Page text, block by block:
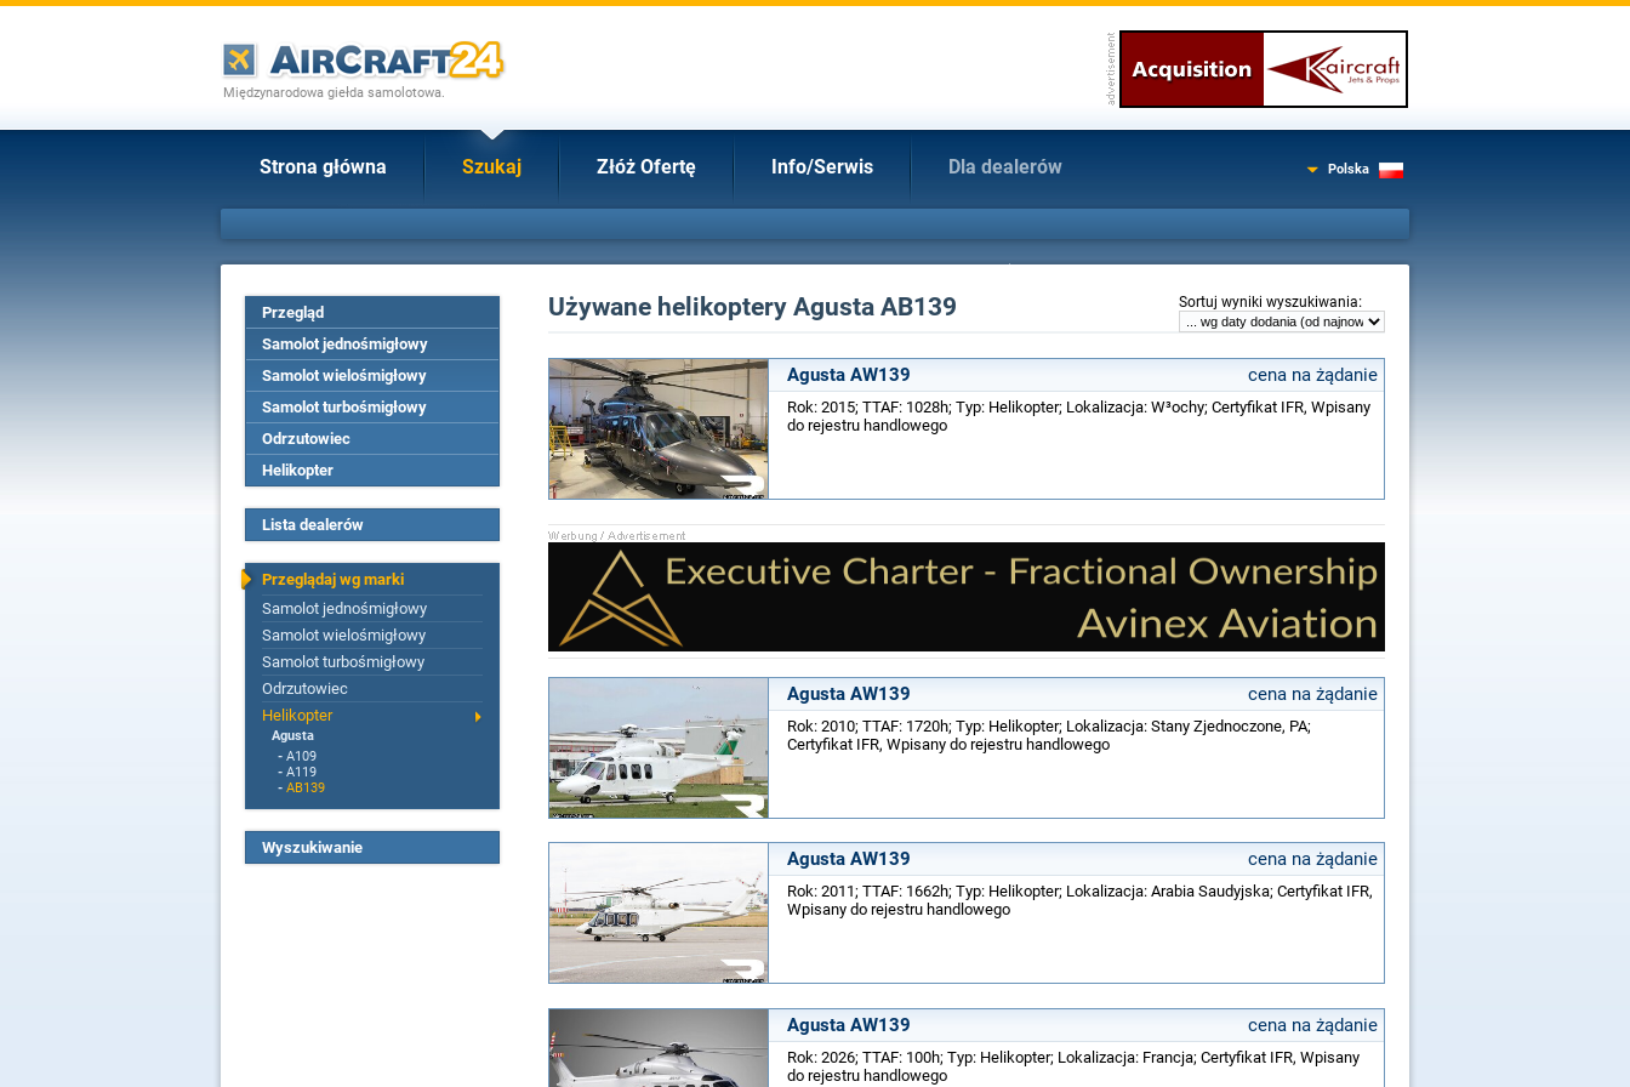
Międzynarodowa giełda samolotowa.
Strona główna Szukaj Złóż Ofertę Info/Serwis Dla dealerów Polska
Przegląd
Samolot jednośmigłowy
Samolot wielośmigłowy
Samolot turbośmigłowy
Odrzutowiec
Helikopter
Lista dealerów
Przeglądaj wg marki
Samolot jednośmigłowy
Samolot wielośmigłowy
Samolot turbośmigłowy
Odrzutowiec
Helikopter
Agusta
- A109
- A119
- AB139
Wyszukiwanie
Sortuj wyniki wyszukiwania:
Używane helikoptery Agusta AB139
Agusta AW139 cena na żądanie
Rok: 2015; TTAF: 1028h; Typ: Helikopter; Lokalizacja: W³ochy; Certyfikat IFR, Wpisany
do rejestru handlowego
Agusta AW139 cena na żądanie
Rok: 2010; TTAF: 1720h; Typ: Helikopter; Lokalizacja: Stany Zjednoczone, PA;
Certyfikat IFR, Wpisany do rejestru handlowego
Agusta AW139 cena na żądanie
Rok: 2011; TTAF: 1662h; Typ: Helikopter; Lokalizacja: Arabia Saudyjska; Certyfikat IFR,
Wpisany do rejestru handlowego
Agusta AW139 cena na żądanie
Rok: 2026; TTAF: 100h; Typ: Helikopter; Lokalizacja: Francja; Certyfikat IFR, Wpisany
do rejestru handlowego